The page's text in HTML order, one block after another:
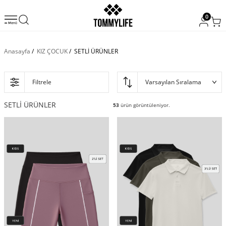
0
Anasayfa / KIZ ÇOCUK/ SETLİ ÜRÜNLER
Filtrele
SETLİ ÜRÜNLER 53 ürün görüntüleniyor.